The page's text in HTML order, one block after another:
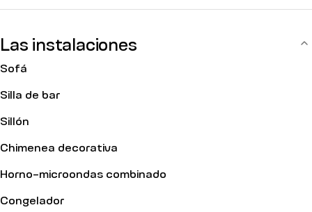
ascensor y está equipado con un código de entrada e
interfono.
Las instalaciones
Sofá
Silla de bar
Sillón
Chimenea decorativa
Horno-microondas combinado
Congelador